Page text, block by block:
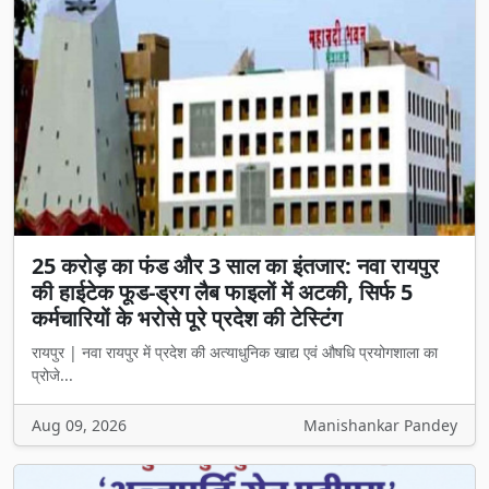
25 करोड़ का फंड और 3 साल का इंतजार: नवा रायपुर
की हाईटेक फूड-ड्रग लैब फाइलों में अटकी, सिर्फ 5
कर्मचारियों के भरोसे पूरे प्रदेश की टेस्टिंग
रायपुर | नवा रायपुर में प्रदेश की अत्याधुनिक खाद्य एवं औषधि प्रयोगशाला का
प्रोजे...
Aug 09, 2026 Manishankar Pandey